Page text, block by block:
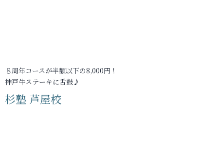
８周年コースが半額以下の8,000円！
神戸牛ステーキに舌鼓♪
杉塾 芦屋校